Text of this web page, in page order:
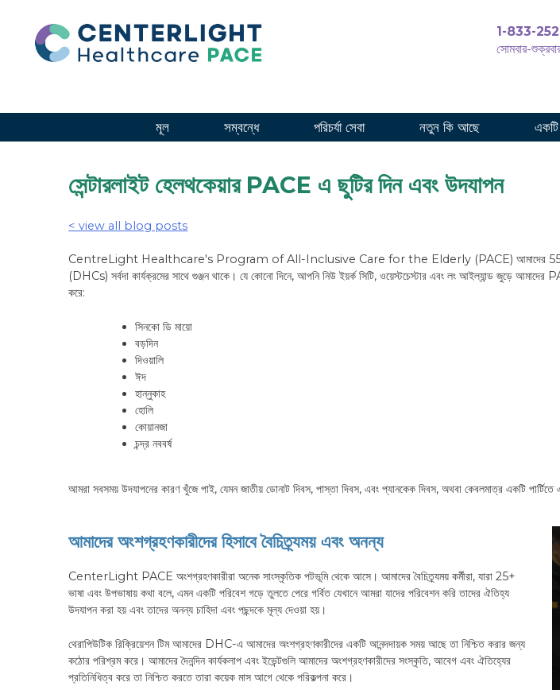
1-833-
সোমবার-
মূল সম্বন্ধে পরিচর্যা সেবা নতুন কি আছে
সেন্টারলাইট হেলথকেয়ার PACE এ ছুটির দিন এবং উদযাপন
< view all blog posts
CentreLight Healthcare's Program of All-Inclusive Care for the Elderly (PACE) আমাদের 55 বা তার বেশি
(DHCs) সর্বদা কার্যক্রমের সাথে গুঞ্জন থাকে। যে কোনো দিনে, আপনি নিউ ইয়র্ক সিটি, ওয়েস্টচেস্টার এবং লং আইল্যান্ড জুড়ে
করে:
সিনকো ডি মায়ো
বড়দিন
দিওয়ালি
ঈদ
হান্নুকাহ
হোলি
কোয়ানজা
চন্দ্র নববর্ষ
আমরা সবসময় উদযাপনের কারণ খুঁজে পাই, যেমন জাতীয় ডোনাট দিবস, পাস্তা দিবস, এবং প্যানকেক দিবস, অথবা কেবলমাত্র একটি পার্টিতে
আমাদের অংশগ্রহণকারীদের হিসাবে বৈচিত্র্যময় এবং অনন্য
CenterLight PACE অংশগ্রহণকারীরা অনেক সাংস্কৃতিক পটভূমি থেকে আসে। আমাদের বৈচিত্র্যময় কর্মীরা, যারা 25+
ভাষা এবং উপভাষায় কথা বলে, এমন একটি পরিবেশ গড়ে তুলতে পেরে গর্বিত যেখানে আমরা যাদের পরিবেশন করি তাদের ঐতিহ্য
উদযাপন করা হয় এবং তাদের অনন্য চাহিদা এবং পছন্দকে মূল্য দেওয়া হয়।
থেরাপিউটিক রিক্রিয়েশন টিম আমাদের DHC-এ আমাদের অংশগ্রহণকারীদের একটি আনন্দদায়ক সময় আছে তা নিশ্চিত করার জন্য
কঠোর পরিশ্রম করে। আমাদের দৈনন্দিন কার্যকলাপ এবং ইভেন্টগুলি আমাদের অংশগ্রহণকারীদের সংস্কৃতি, আবেগ এবং ঐতিহ্যের
প্রতিনিধিত্ব করে তা নিশ্চিত করতে তারা কয়েক মাস আগে থেকে পরিকল্পনা করে।